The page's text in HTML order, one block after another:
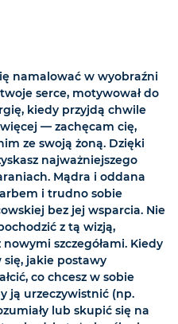
namalować w wyobraźni
serce, motywował do
kiedy przyjdą chwile
— zachęcam cię,
ze swoją żoną. Dzięki
najważniejszego
Mądra i oddana
i trudno sobie
bez jej wsparcia. Nie
z tą wizją,
szczegółami. Kiedy
jakie postawy
co chcesz w sobie
ją urzeczywistnić (np.
lub skupić się na